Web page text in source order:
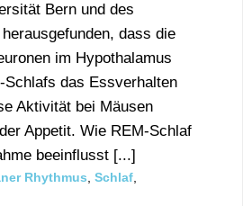
Bern und des
dass die
im Hypothalamus
Schlafs das Essverhalten
Aktivität bei Mäusen
Appetit. Wie REM-Schlaf
beeinflusst [...]
Rhythmus Schlaf